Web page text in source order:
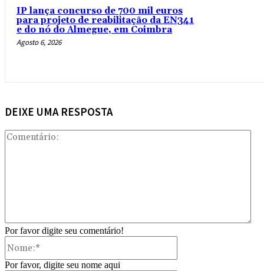
IP lança concurso de 700 mil euros
para projeto de reabilitação da EN341
e do nó do Almegue, em Coimbra
Agosto 6, 2026
DEIXE UMA RESPOSTA
Por favor digite seu comentário!
Por favor, digite seu nome aqui